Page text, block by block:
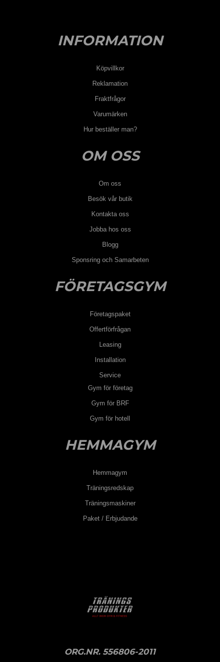
INFORMATION
Köpvillkor
Reklamation
Fraktfrågor
Varumärken
Hur beställer man?
OM OSS
Om oss
Besök vår butik
Kontakta oss
Jobba hos oss
Blogg
Sponsring och Samarbeten
FÖRETAGSGYM
Företagspaket
Offertförfrågan
Leasing
Installation
Service
Gym för företag
Gym för BRF
Gym för hotell
HEMMAGYM
Hemmagym
Träningsredskap
Träningsmaskiner
Paket / Erbjudande
ORG.NR. 556806-2011